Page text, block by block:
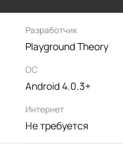
Разработчик
Playground Theory
ОС
Android 4.0.3+
Интернет
Не требуется